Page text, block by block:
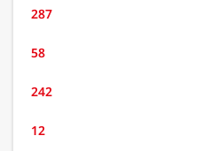
287
58
242
12